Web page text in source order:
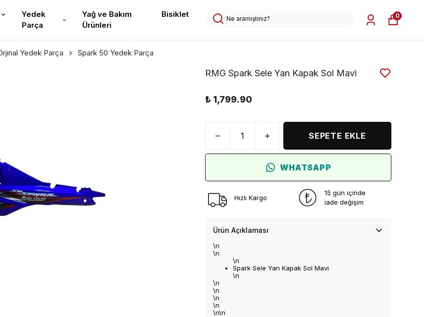
Yedek
Parça
Yağ ve Bakım
Ürünleri
Bisiklet 0
Yedek Parça Spark 50 Yedek Parça
RMG Spark Sele Yan Kapak Sol Mavi
₺ 1,799.90
SEPETE EKLE
WHATSAPP
Hızlı Kargo
15 gün içinde
iade değişim
Ürün Açıklaması
\n
\n
\n
Spark Sele Yan Kapak Sol Mavi
\n
\n
\n
\n
\n
\n\n